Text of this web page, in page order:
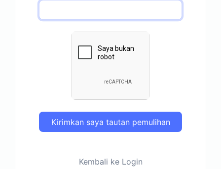
Kirimkan saya tautan pemulihan
Kembali ke Login